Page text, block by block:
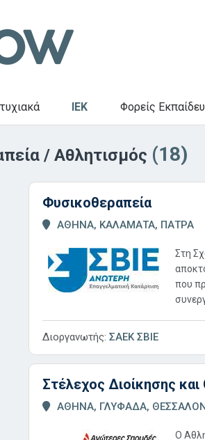
IEK Φορείς
/ Αθλητισμός (18)
Φυσικοθεραπεία
ΑΘΗΝΑ, ΚΑΛΑΜΑΤΑ, ΠΑΤΡΑ
Στη
που
Διοργανωτής: ΣΑΕΚ ΣΒΙΕ
Στέλεχος Διοίκησης
ΑΘΗΝΑ, ΓΛΥΦΑΔΑ,
Ο